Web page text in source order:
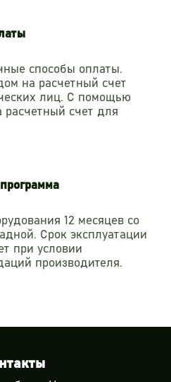
способы оплаты.
на расчетный счет
лиц. С помощью
расчетный счет для
12 месяцев со
Срок эксплуатации
при условии
производителя.